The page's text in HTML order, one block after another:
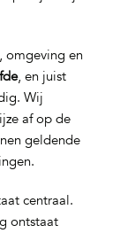
omgeving en
, en juist
Wij
af op de
geldende
centraal.
ontstaat